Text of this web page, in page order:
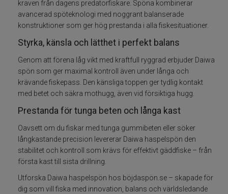
Spinnspön
Teleskopspön
Vertikalspön
Metspön
Fiskeset
Fiskedrag
kraven från dagens predatorfiskare. Spöna kombinerar
avancerad spöteknologi med noggrant balanserade
konstruktioner som ger hög prestanda i alla fiskesituationer.
Styrka, känsla och lätthet i perfekt balans
Genom att förena låg vikt med kraftfull ryggrad erbjuder Daiwa
spön som ger maximal kontroll även under långa och
krävande fiskepass. Den känsliga toppen ger tydlig kontakt
med betet och säkra mothugg, även vid försiktiga hugg.
Prestanda för tunga beten och långa kast
Oavsett om du fiskar med tunga gummibeten eller söker
långkastande precision levererar Daiwa haspelspön den
stabilitet och kontroll som krävs för effektivt gäddfiske – från
första kast till sista drillning.
Utforska Daiwa haspelspön hos böjdaspön.se – skapade för
dig som vill fiska med innovation, balans och världsledande